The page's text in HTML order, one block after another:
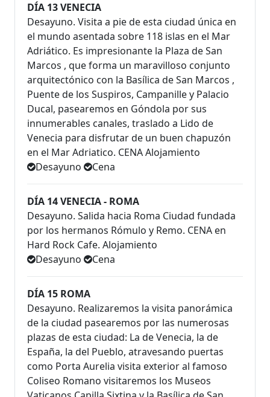
DÍA 13 VENECIA
Desayuno. Visita a pie de esta ciudad única en
el mundo asentada sobre 118 islas en el Mar
Adriático. Es impresionante la Plaza de San
Marcos , que forma un maravilloso conjunto
arquitectónico con la Basílica de San Marcos ,
Puente de los Suspiros, Campanille y Palacio
Ducal, pasearemos en Góndola por sus
innumerables canales, traslado a Lido de
Venecia para disfrutar de un buen chapuzón
en el Mar Adriatico. CENA Alojamiento
Desayuno
Cena
DÍA 14 VENECIA - ROMA
Desayuno. Salida hacia Roma Ciudad fundada
por los hermanos Rómulo y Remo. CENA en
Hard Rock Cafe. Alojamiento
Desayuno
Cena
DÍA 15 ROMA
Desayuno. Realizaremos la visita panorámica
de la ciudad pasearemos por las numerosas
plazas de esta ciudad: La de Venecia, la de
España, la del Pueblo, atravesando puertas
como Porta Aurelia visita exterior al famoso
Coliseo Romano visitaremos los Museos